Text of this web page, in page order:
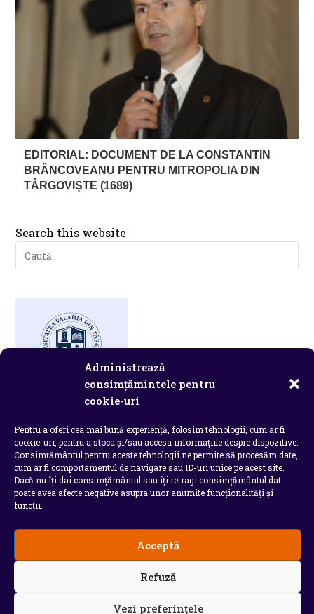
Administrează
consimțămintele pentru
cookie-uri
Pentru a oferi cea mai bună experiență, folosim tehnologii, cum ar fi
cookie-uri, pentru a stoca și/sau accesa informațiile despre dispozitive.
Consimțământul pentru aceste tehnologii ne permite să procesăm date,
cum ar fi comportamentul de navigare sau ID-uri unice pe acest site.
Dacă nu îți dai consimțământul sau îți retragi consimțământul dat
poate avea afecte negative asupra unor anumite funcționalități și
funcții.
Acceptă
Refuză
Vezi preferințele
EDITORIAL: DOCUMENT DE LA CONSTANTIN
BRÂNCOVEANU PENTRU MITROPOLIA DIN
TÂRGOVIȘTE (1689)
Search this website